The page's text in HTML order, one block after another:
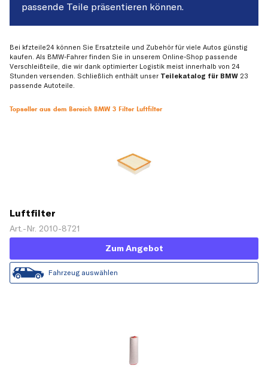
passende Teile präsentieren können.
Bei kfzteile24 können Sie Ersatzteile und Zubehör für viele Autos günstig
kaufen. Als BMW-Fahrer finden Sie in unserem Online-Shop passende
Verschleißteile, die wir dank optimierter Logistik meist innerhalb von 24
Stunden versenden. Schließlich enthält unser Teilekatalog für BMW 23
passende Autoteile.
Topseller aus dem Bereich BMW 3 Filter Luftfilter
Luftfilter
Art.-Nr. 2010-8721
Zum Angebot
Fahrzeug auswählen